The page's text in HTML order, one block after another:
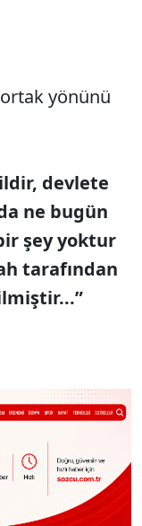
yönünü
devlete
ne bugün
şey yoktur
tarafından